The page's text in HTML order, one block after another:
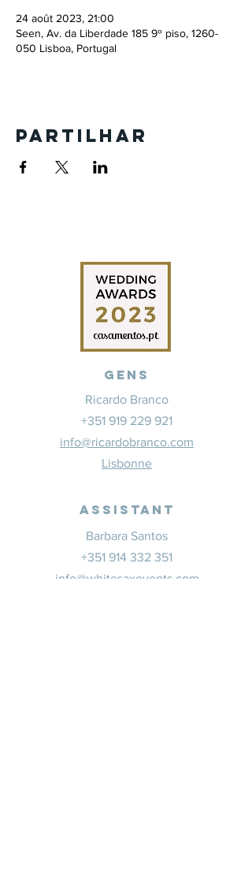
24 août 2023, 21:00
Seen, Av. da Liberdade 185 9º piso, 1260-
050 Lisboa, Portugal
Partilhar
Gens
Ricardo Branco
+351 919 229 921
info@ricardobranco.com
Lisbonne
Assistant
Barbara Santos
+351 914 332 351
info@whitesaxevents.com